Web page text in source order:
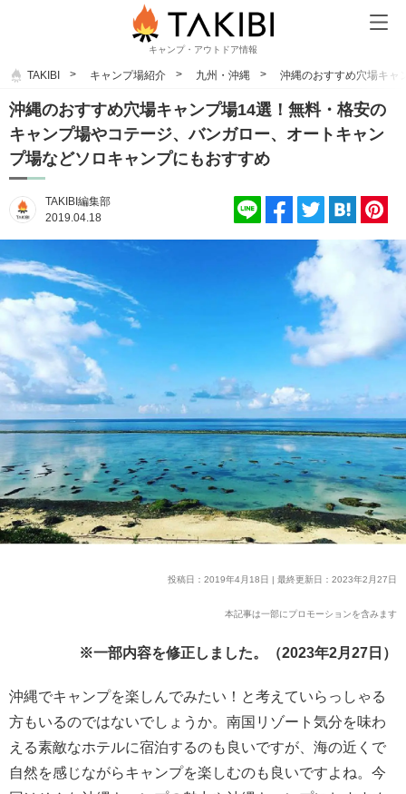
キャンプ・アウトドア情報
TAKIBI キャンプ場紹介 九州・沖縄 沖縄のおすすめ穴場キャ
沖縄のおすすめ穴場キャンプ場14選！無料・格安の
キャンプ場やコテージ、バンガロー、オートキャン
プ場などソロキャンプにもおすすめ
TAKIBI編集部
2019.04.18
投稿日：2019年4月18日 | 最終更新日：2023年2月27日
本記事は一部にプロモーションを含みます
※一部内容を修正しました。（2023年2月27日）
沖縄でキャンプを楽しんでみたい！と考えていらっしゃる
方もいるのではないでしょうか。南国リゾート気分を味わ
える素敵なホテルに宿泊するのも良いですが、海の近くで
自然を感じながらキャンプを楽しむのも良いですよね。今